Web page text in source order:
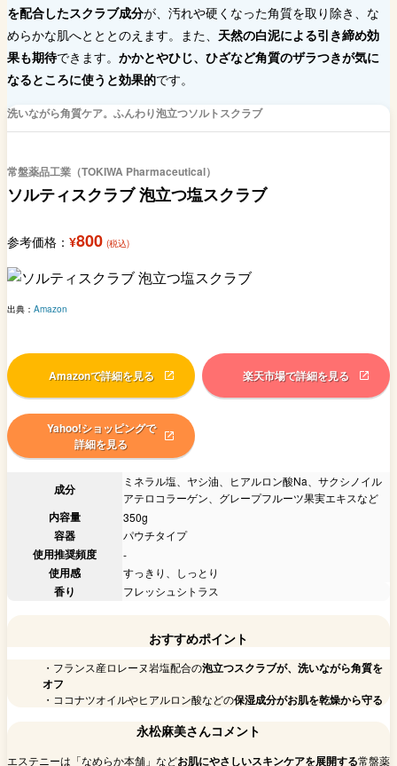
を配合したスクラブ成分が、汚れや硬くなった角質を取り除き、な
めらかな肌へとととのえます。また、 天然の白泥による引き締め効
果も期待できます。 かかとやひじ、ひざなど角質のザラつきが気に
なるところに使うと効果的です。
洗いながら角質ケア。ふんわり泡立つソルトスクラブ
常盤薬品工業（TOKIWA Pharmaceutical）
ソルティスクラブ 泡立つ塩スクラブ
参考価格： ¥800 (税込)
出典： Amazon
Amazonで詳細を見る 楽天市場で詳細を見る
Yahoo!ショッピングで
詳細を見る
成分
ミネラル塩、ヤシ油、ヒアルロン酸Na、サクシノイル
アテロコラーゲン、グレープフルーツ果実エキスなど
内容量 350g
容器 パウチタイプ
使用推奨頻度 -
使用感 すっきり、しっとり
香り フレッシュシトラス
おすすめポイント
・フランス産ロレーヌ岩塩配合の泡立つスクラブが、洗いながら角質を
オフ
・ココナツオイルやヒアルロン酸などの保湿成分がお肌を乾燥から守る
永松麻美さんコメント
エステニーは「なめらか本舗」などお肌にやさしいスキンケアを展開する常盤薬